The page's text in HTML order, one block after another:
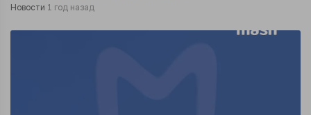
Новости 1 год назад